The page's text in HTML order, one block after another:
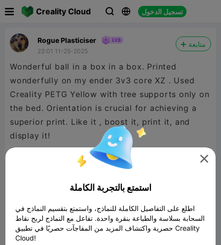
Creality Cloud   تسجيل الدخول
Rogue Plasticiser
23:01 11-25-2025
متابعة
Wonderful ball in a box in a box. Printed
wonderfully on my ender 3v3 core XZ . Used
Creality PETG Yellow with tree supports only on
the bed. Orientation is crucial for achieving a
superior print. Like it , boost it, print it, and
display it!

استمتع بالتجربة الكاملة
اطلع على التفاصيل الكاملة للنماذج، واستمتع بتقسيم النماذج في
السحابة بسلاسة والطباعة بنقرة واحدة. تفاعل مع النماذج لربح نقاط
حصرية واكتشاف المزيد من المفاجآت حصريًا في تطبيق Creality
Cloud!